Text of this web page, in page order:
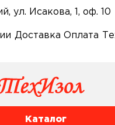
ул. Исакова, 1, оф. 10
Доставка Оплата
Каталог